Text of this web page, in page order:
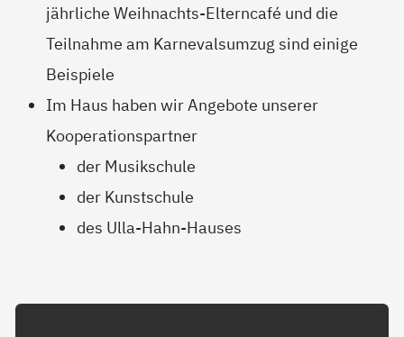
jährliche Weihnachts-Elterncafé und die
Teilnahme am Karnevalsumzug sind einige
Beispiele
Im Haus haben wir Angebote unserer
Kooperationspartner
der Musikschule
der Kunstschule
des Ulla-Hahn-Hauses